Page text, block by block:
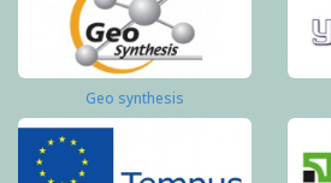
Geo synthesis